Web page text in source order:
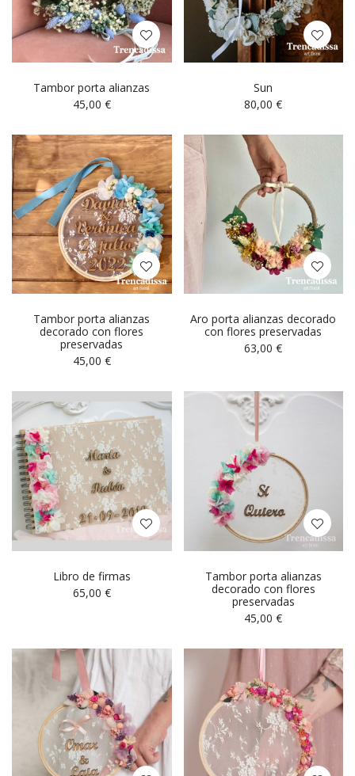
Tambor porta alianzas
45,00 €
Sun
80,00€
Tambor porta alianzas
decorado con flores
preservadas
45,00 €
Aro porta alianzas decorado
con flores preservadas
63,00€
Libro de firmas
65,00 €
Tambor porta alianzas
decorado con flores
preservadas
45,00€